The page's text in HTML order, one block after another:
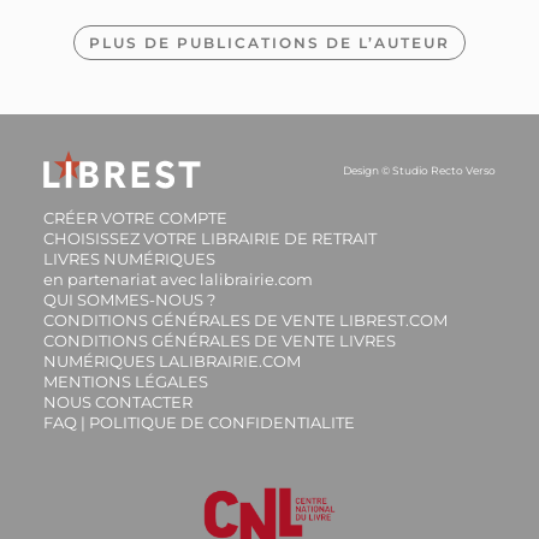
5. Tout feu, tout flamme
d'Arca
POG, SARUJIN
À PARAÎTRE
dessous
POIGNONEC
Ma poupée
DISPONIBLE
PLUS DE PUBLICATIONS DE L’AUTEUR
Design ©Studio Recto Verso
CRÉER VOTRE COMPTE
CHOISISSEZ VOTRE LIBRAIRIE DE RETRAIT
LIVRES NUMÉRIQUES
en partenariat avec lalibrairie.com
QUI SOMMES-NOUS ?
CONDITIONS GÉNÉRALES DE VENTE LIBREST.COM
CONDITIONS GÉNÉRALES DE VENTE LIVRES
NUMÉRIQUES LALIBRAIRIE.COM
MENTIONS LÉGALES
NOUS CONTACTER
FAQ | POLITIQUE DE CONFIDENTIALITE